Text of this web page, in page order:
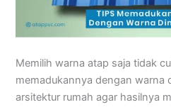
Memilih warna atap saja tidak
memadukannya dengan warna
arsitektur rumah agar hasilnya